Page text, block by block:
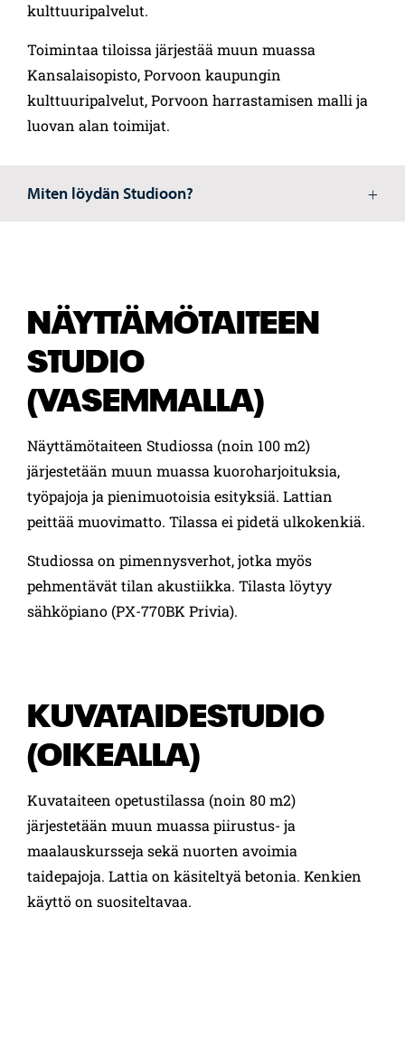
kulttuuripalvelut.
Toimintaa tiloissa järjestää muun muassa
Kansalaisopisto, Porvoon kaupungin
kulttuuripalvelut, Porvoon harrastamisen malli ja
luovan alan toimijat.
Miten löydän Studioon?
NÄYTTÄMÖTAITEEN
STUDIO
(VASEMMALLA)
Näyttämötaiteen Studiossa (noin 100 m2)
järjestetään muun muassa kuoroharjoituksia,
työpajoja ja pienimuotoisia esityksiä. Lattian
peittää muovimatto. Tilassa ei pidetä ulkokenkiä.
Studiossa on pimennysverhot, jotka myös
pehmentävät tilan akustiikka. Tilasta löytyy
sähköpiano (PX-770BK Privia).
KUVATAIDESTUDIO
(OIKEALLA)
Kuvataiteen opetustilassa (noin 80 m2)
järjestetään muun muassa piirustus- ja
maalauskursseja sekä nuorten avoimia
taidepajoja. Lattia on käsiteltyä betonia. Kenkien
käyttö on suositeltavaa.